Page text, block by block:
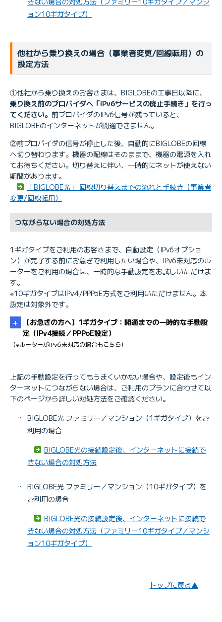
「接続先ユーザ名」
「接続パスワード」
ード］を入力
※ ［接続パスワード］を変更した場合は、変更
後の接続パスワードを入力してください。
BIGLOBE会員証が届かない
接続パスワードが分からない／忘れた
IPv4接続設定（PPPoE設定）の手順を知りたい
ョン10ギガタイプ）
他社から乗り換えの場合（事業者変更/回線転用）の
設定方法
①他社から乗り換えのお客さまは、BIGLOBEの工事日以降に、
乗り換え前のプロバイダへ「IPv6サービスの廃止手続き」を行っ
てください。 前プロバイダのIPv6信号が残っていると、
BIGLOBEのインターネットが開通できません。
②前プロバイダの信号が停止した後、自動的にBIGLOBEの回線
へ切り替わります。機器の配線はそのままで、機器の電源を入れ
てお待ちください。切り替えに伴い、一時的にネットが使えない
期間があります。
「BIGLOBE光」 回線切り替えまでの流れと手続き（事業者
変更/回線転用）
つながらない場合の対処方法
1ギガタイプをご利用のお客さまで、自動設定（IPv6オプショ
ン）が完了する前にお急ぎで利用したい場合や、IPv6未対応のル
ーターをご利用の場合は、一時的な手動設定をお試しいただけま
す。
※10ギガタイプはIPv4/PPPoE方式をご利用いただけません。本
設定は対象外です。
【お急ぎの方へ】1ギガタイプ：開通までの一時的な手動設
定（IPv4接続／PPPoE設定）
（※ルーターがIPv6未対応の場合もこちら）
・
BIGLOBE会員証に記載の［ユーザー
上記の手動設定を行ってもうまくいかない場合や、設定後もイン
ターネットにつながらない場合は、ご利用のプランに合わせて以
下のページから詳しい対処方法をご確認ください。
・
BIGLOBE光 ファミリー／マンション（1ギガタイプ）をご
利用の場合
BIGLOBE光の接続設定後、インターネットに接続で
きない場合の対処方法
・
BIGLOBE光 ファミリー／マンション（10ギガタイプ）を
ご利用の場合
BIGLOBE光の接続設定後、インターネットに接続で
きない場合の対処方法（ファミリー10ギガタイプ／マンシ
ョン10ギガタイプ）
トップに戻る▲